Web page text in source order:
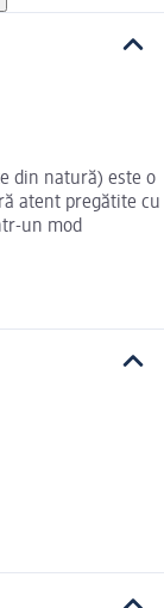
din natură) este o
atent pregătite cu
un mod